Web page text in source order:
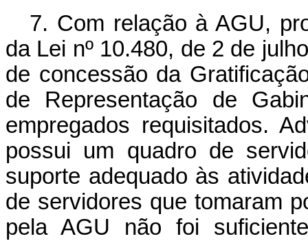
7. Com relação à AGU,
da Lei nº 10.480, de 2 de
de concessão da
de Representação de
empregados requisitados.
possui um quadro de
suporte adequado às
de servidores que tomaram
pela AGU não foi